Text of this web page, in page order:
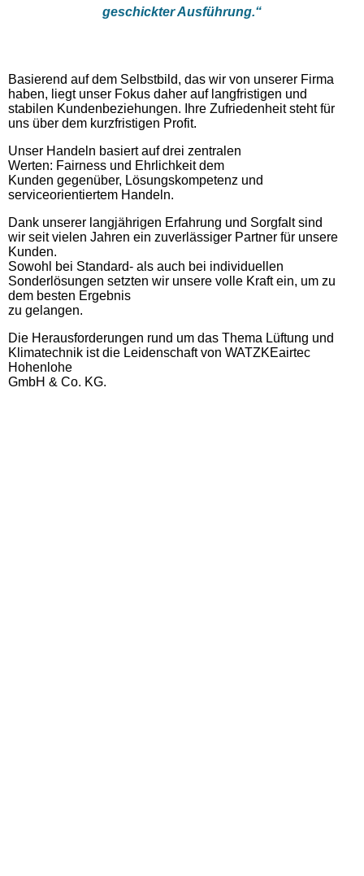
geschickter Ausführung.“
Basierend auf dem Selbstbild, das wir von unserer Firma
haben, liegt unser Fokus daher auf langfristigen und
stabilen Kundenbeziehungen. Ihre Zufriedenheit steht für
uns über dem kurzfristigen Profit.
Unser Handeln basiert auf drei zentralen
Werten: Fairness und Ehrlichkeit dem
Kunden gegenüber, Lösungskompetenz und
serviceorientiertem Handeln.
Dank unserer langjährigen Erfahrung und Sorgfalt sind
wir seit vielen Jahren ein zuverlässiger Partner für unsere
Kunden.
Sowohl bei Standard- als auch bei individuellen
Sonderlösungen setzten wir unsere volle Kraft ein, um zu
dem besten Ergebnis
zu gelangen.
Die Herausforderungen rund um das Thema Lüftung und
Klimatechnik ist die Leidenschaft von WATZKEairtec
Hohenlohe
GmbH & Co. KG.